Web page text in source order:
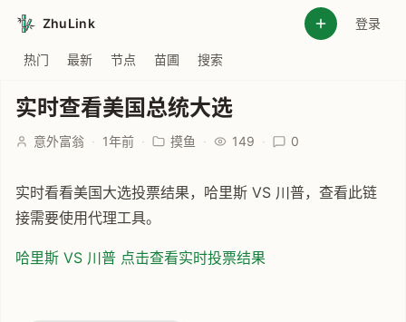
ZhuLink 登录
热门 最新 节点 苗圃 搜索
实时查看美国总统大选
意外富翁 · 1年前 · 摸鱼 · 149 · 0
实时看看美国大选投票结果，哈里斯 VS 川普，查看此链
接需要使用代理工具。
哈里斯 VS 川普 点击查看实时投票结果